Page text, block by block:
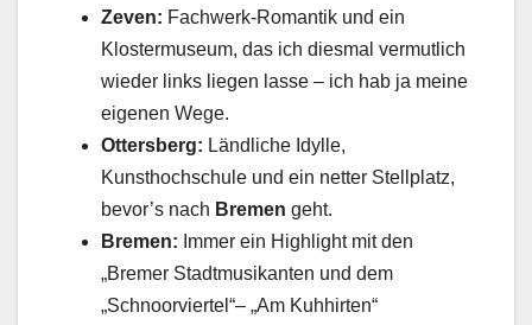
Zeven: Fachwerk-Romantik und ein
Klostermuseum, das ich diesmal vermutlich
wieder links liegen lasse – ich hab ja meine
eigenen Wege.
Ottersberg: Ländliche Idylle,
Kunsthochschule und ein netter Stellplatz,
bevor’s nach Bremen geht.
Bremen: Immer ein Highlight mit den
„Bremer Stadtmusikanten und dem
„Schnoorviertel“– „Am Kuhhirten“